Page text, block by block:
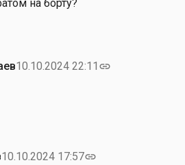
на борту?
10.10.2024 22:11 link
10.10.2024 17:57link